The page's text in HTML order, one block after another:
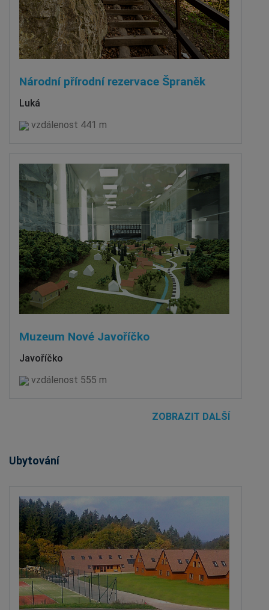
Národní přírodní rezervace Špraněk
Luká
vzdálenost 441 m
Muzeum Nové Javoříčko
Javoříčko
vzdálenost 555 m
ZOBRAZIT DALŠÍ
Ubytování